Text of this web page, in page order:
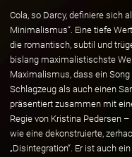
Cola, so Darcy, definiere sich
Minimalismus“. Eine tiefe
die romantisch, subtil und
bislang maximalistischste
Maximalismus, dass ein
Schlagzeug als auch einen
präsentiert zusammen mit
Regie von Kristina Pedersen
wie eine dekonstruierte,
„Disintegration“. Er ist auch